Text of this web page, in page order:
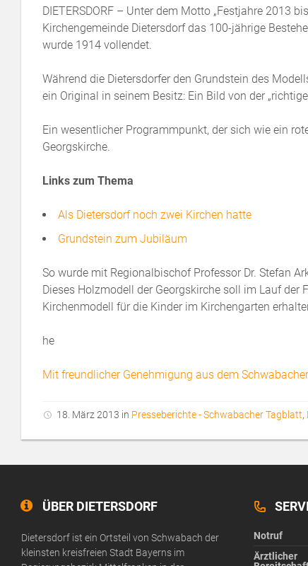
DIETERSDORF – Unter dem Motto „Festjahre 2013
Kirchengemeinde Dietersdorf das 100-jährige
wurde 1914 vollendet.
Während die Dietersdorfer den Grundstein des
ein Original in seinem Besitz: Ein Bild von der
Ein wesentlicher Programmpunkt, der sich wie ein
Georgskirche.
Links zum Thema
Als Dietersdorf noch zwei Kirchen hatte
Grundstein zum Jubiläum
So wurde mit Regionalbischof Professor Dr. Stefan
Dieses Holzmodell der Georgskirche soll im Lauf
Kirchenmodell für die Kinder im Kirchengarten
he
Mit freundlicher Genehmigung aus dem
18. März 2013 in Presseberichte - Schwabacher Tagblatt,
ÜBER DIETERSDORF
Dietersdorf ist ein Ortsteil von Schwabach der
kleinsten kreisfreien Stadt Bayerns im
Notruf
Ärztlicher